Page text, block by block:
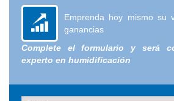
Emprenda hoy mismo su
ganancias
Complete el formulario y será
experto en humidificación